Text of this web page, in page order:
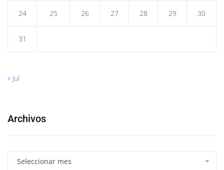
24 25 26 27 28 29 30
31
« Jul
Archivos
Seleccionar mes